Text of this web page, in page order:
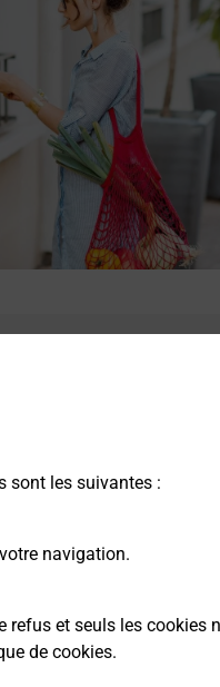
sont les suivantes :
navigation.
refus et seuls les cookies
de cookies.